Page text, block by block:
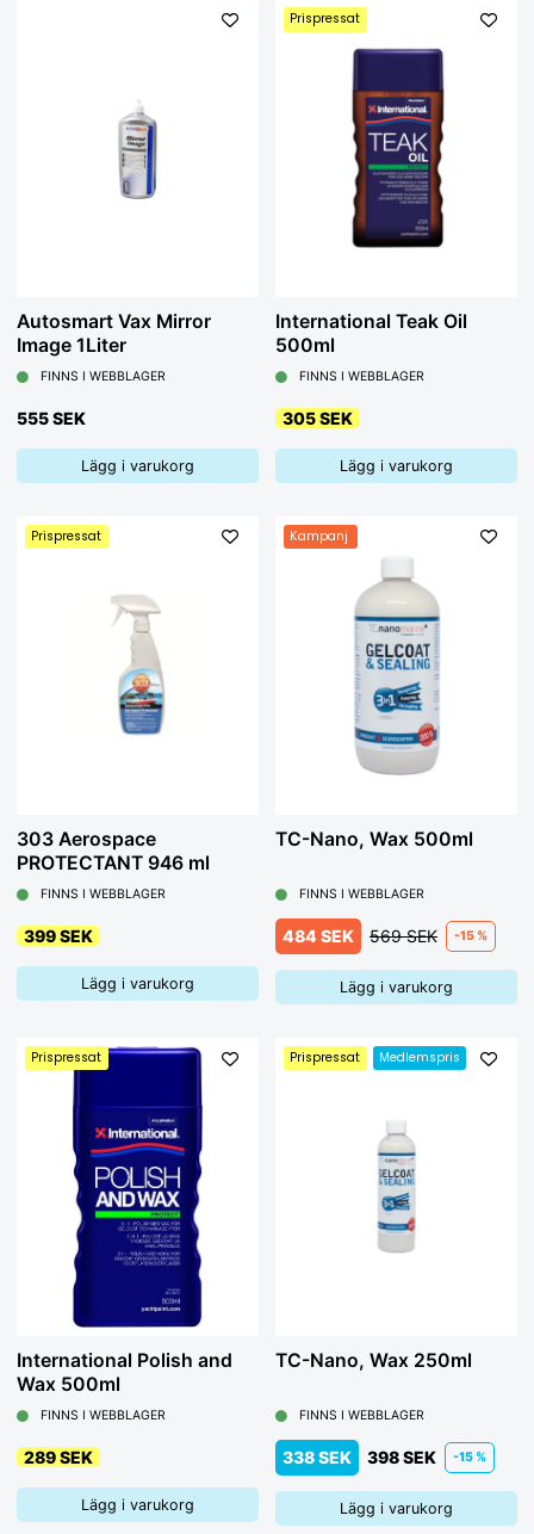
Autosmart Vax Mirror
Image 1Liter
FINNS I WEBBLAGER
555 SEK
Lägg i varukorg
Prispressat
International Teak Oil
500ml
FINNS I WEBBLAGER
305 SEK
Lägg i varukorg
Prispressat
303 Aerospace
PROTECTANT 946 ml
FINNS I WEBBLAGER
399 SEK
Lägg i varukorg
Kampanj
TC-Nano, Wax 500ml
FINNS I WEBBLAGER
484 SEK 569 SEK -15 %
Lägg i varukorg
Prispressat
International Polish and
Wax 500ml
FINNS I WEBBLAGER
289 SEK
Lägg i varukorg
Prispressat Medlemspris
TC-Nano, Wax 250ml
FINNS I WEBBLAGER
338 SEK 398 SEK -15 %
Lägg i varukorg